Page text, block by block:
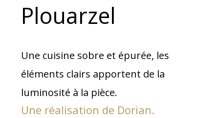
Plouarzel
Une cuisine sobre et épurée, les
éléments clairs apportent de la
luminosité à la pièce.
Une réalisation de Dorian.